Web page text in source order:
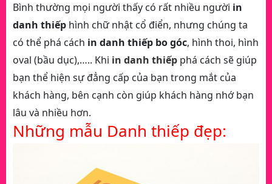
Bình thường mọi người thấy có rất nhiều người in
danh thiếp hình chữ nhật cổ điển, nhưng chúng ta
có thể phá cách in danh thiếp bo góc, hình thoi, hình
oval (bầu dục),….. Khi in danh thiếp phá cách sẽ giúp
bạn thể hiện sự đẳng cấp của bạn trong mắt của
khách hàng, bên cạnh còn giúp khách hàng nhớ bạn
lâu và nhiều hơn.
Những mẫu Danh thiếp đẹp: